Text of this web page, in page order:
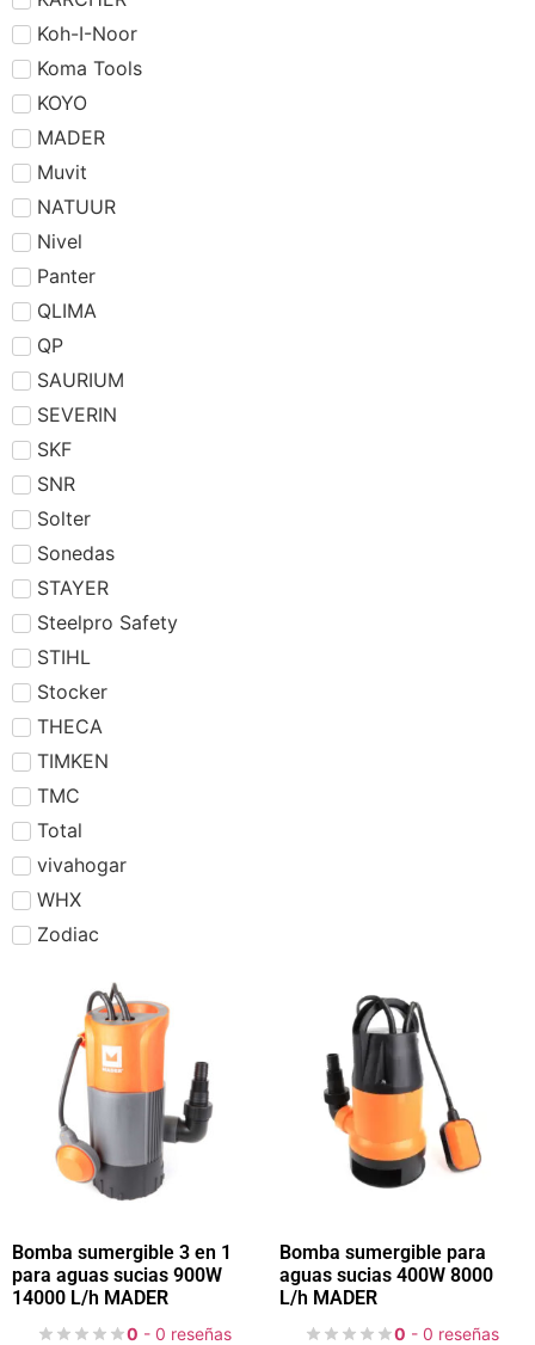
Koh-I-Noor
Koma Tools
KOYO
MADER
Muvit
NATUUR
Nivel
Panter
QLIMA
QP
SAURIUM
SEVERIN
SKF
SNR
Solter
Sonedas
STAYER
Steelpro Safety
STIHL
Stocker
THECA
TIMKEN
TMC
Total
vivahogar
WHX
Zodiac
Bomba sumergible 3 en 1
para aguas sucias 900W
14000 L/h MADER
0 - 0 reseñas
Bomba sumergible para
aguas sucias 400W 8000
L/h MADER
0 - 0 reseñas